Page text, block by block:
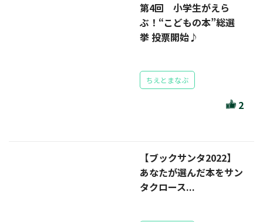
リセット
第4回 小学生がえら
ぶ！“こどもの本”総選
挙 投票開始♪
ちえとまなぶ
2
【ブックサンタ2022】
あなたが選んだ本をサン
タクロース...